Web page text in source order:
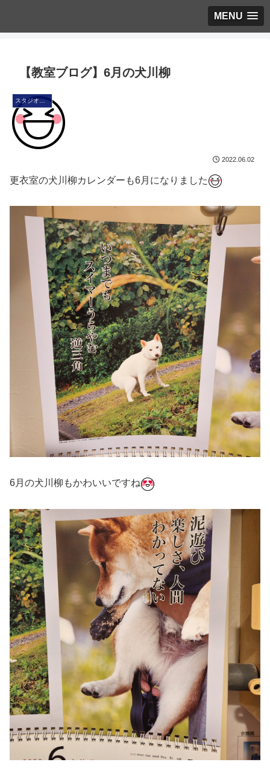
MENU
【教室ブログ】6月の犬川柳
スタジオ・ブログ
2022.06.02
更衣室の犬川柳カレンダーも6月になりました
6月の犬川柳もかわいいですね